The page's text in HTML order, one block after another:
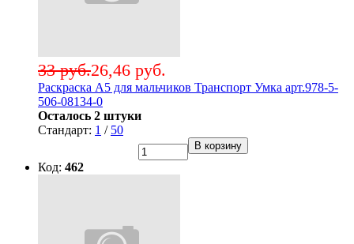
26,46 руб.
33 руб.
Раскраска А5 для мальчиков Транспорт Умка арт.978-5-
506-08134-0
Осталось 2 штуки
Стандарт: 1 / 50
В корзину
Код: 462